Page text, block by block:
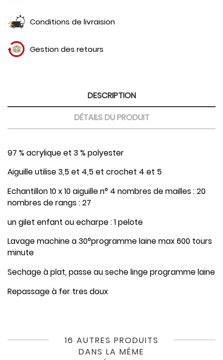
Conditions de livraision
Gestion des retours
DESCRIPTION
DÉTAILS DU PRODUIT
97 % acrylique et 3 % polyester
Aiguille utilise 3,5 et 4,5 et crochet 4 et 5
Echantillon 10 x 10 aiguille n° 4 nombres de mailles : 20
nombres de rangs : 27
un gilet enfant ou echarpe : 1 pelote
Lavage machine a 30°programme laine max 600 tours
minute
Sechage à plat, passe au seche linge programme laine
Repassage à fer tres doux
16 AUTRES PRODUITS
DANS LA MÊME